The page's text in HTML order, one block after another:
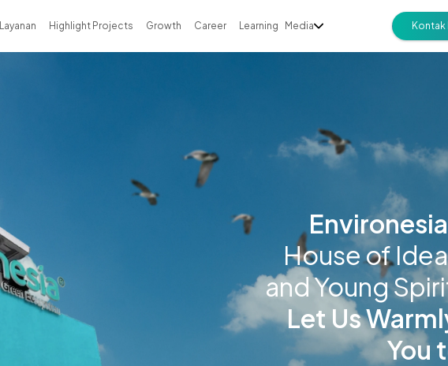
Layanan Highlight Projects Growth Career Learning Media Kontak
House of
and Young
Let Us
You